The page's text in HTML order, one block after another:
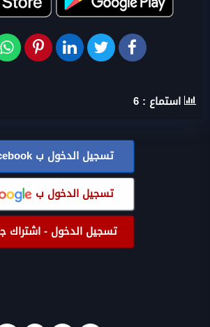
استماع : 6
تسجيل الدخول ب
تسجيل الدخول ب
تسجيل الدخول - اشتراك